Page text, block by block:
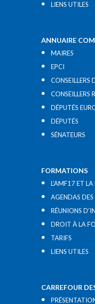
LIENS UTILES​
ANNUAIRE
MAIRES
EPCI
CONSEILLERS
CONSEILLERS
DÉPUTÉS
DÉPUTÉS
SÉNATEURS
FORMATIONS
L’AMF17 ET
AGENDAS
RÉUNIONS
DROIT À LA
TARIFS
LIENS UTILES​
CARREFOUR